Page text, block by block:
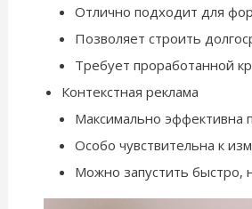
Отлично подходит для
Позволяет строить
Требует проработанной
Контекстная реклама
Максимально эффективна
Особо чувствительна к
Можно запустить быстро,